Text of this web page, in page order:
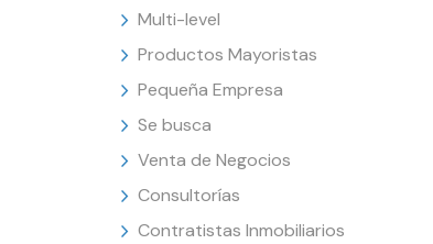
Multi-level
Productos Mayoristas
Pequeña Empresa
Se busca
Venta de Negocios
Consultorías
Contratistas Inmobiliarios